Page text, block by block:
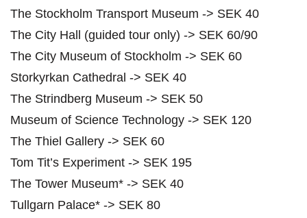
The Stockholm Transport Museum -> SEK 40
The City Hall (guided tour only) -> SEK 60/90
The City Museum of Stockholm -> SEK 60
Storkyrkan Cathedral -> SEK 40
The Strindberg Museum -> SEK 50
Museum of Science Technology -> SEK 120
The Thiel Gallery -> SEK 60
Tom Tit’s Experiment -> SEK 195
The Tower Museum* -> SEK 40
Tullgarn Palace* -> SEK 80